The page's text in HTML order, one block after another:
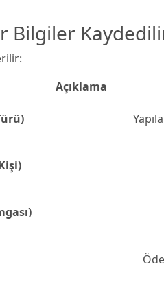
Bilgiler
Açıklama